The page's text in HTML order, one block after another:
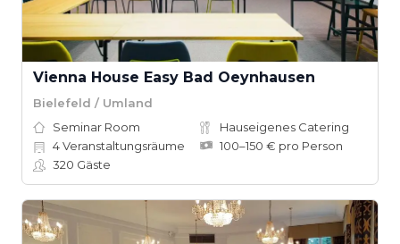
Vienna House Easy Bad Oeynhausen
Bielefeld / Umland
Seminar Room
Hauseigenes Catering
4Veranstaltungsräume
100–150 € pro Person
320 Gäste